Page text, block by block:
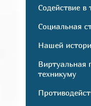
Содействие в
Социальная
Нашей
Виртуальная
техникуму